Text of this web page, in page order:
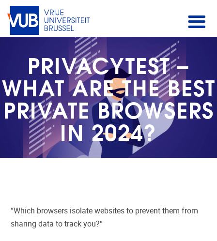
PRIVACYTEST –
WHAT ARE THE BEST
PRIVATE BROWSERS
IN 2024?
“Which browsers isolate websites to prevent them from
sharing data to track you?“